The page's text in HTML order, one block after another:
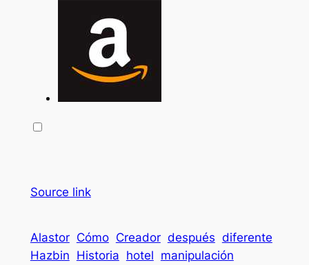
Source link
Alastor Cómo Creador después diferente
Hazbin Historia hotel manipulación